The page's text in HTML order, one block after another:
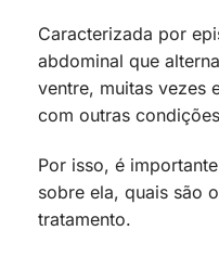
Caracterizada por
abdominal que
ventre, muitas vezes
com outras
Por isso, é
sobre ela, quais são
tratamento.